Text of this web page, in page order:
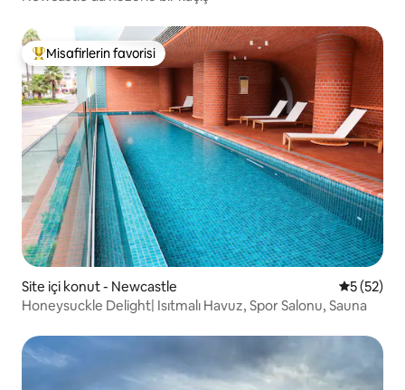
Misafirlerin favorilerinden en beğenilenler arasında
Misafirlerin favorisi
Site içi konut - Newcastle 55 (52)
Honeysuckle Delight| Isıtmalı Havuz, Spor Salonu, Sauna